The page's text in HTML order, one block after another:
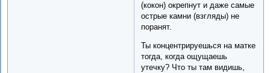
(кокон) окрепнут и даже самые
острые камни (взгляды) не
поранят.
Ты концентрируешься на матке
тогда, когда ощущаешь
утечку? Что ты там видишь,